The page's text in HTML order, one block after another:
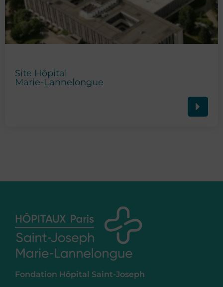
Site Hôpital
Marie-Lannelongue
Fondation Hôpital Saint-Joseph